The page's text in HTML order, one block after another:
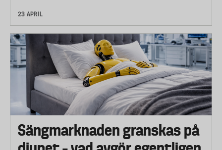
Porslin
Bestick i rostfritt stål
Förmågan att eliminera fettbaserade rester
Diskmedlets förmåga att eliminera fettbaserade
rester testas i totalt 30 repetitioner per diskmedel. I
testet laddas diskmaskinen med rena glas, knivar
och porslin. 50 gram av en standardiserad krämig
pasta som innehåller oljiga ingredienser tillsätts i
23 APRIL
Sängmarknaden granskas på